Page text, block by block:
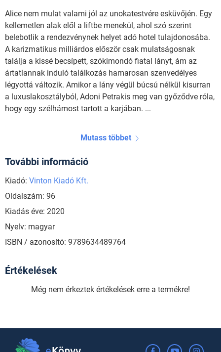
Alice nem mulat valami jól az unokatestvére esküvőjén. Egy
kellemetlen alak elől a liftbe menekül, ahol szó szerint
belebotlik a rendezvénynek helyet adó hotel tulajdonosába.
A karizmatikus milliárdos először csak mulatságosnak
találja a kissé becsípett, szókimondó fiatal lányt, ám az
ártatlannak induló találkozás hamarosan szenvedélyes
légyottá változik. Amikor a lány végül búcsú nélkül kisurran
a luxuslakosztályból, Adoni Petrakis meg van győződve róla,
hogy egy szélhámost tartott a karjában. ...
Mutass többet
További információ
Kiadó: Vinton Kiadó Kft.
Oldalszám: 96
Kiadás éve: 2020
Nyelv: magyar
ISBN / azonosító: 9789634489764
Értékelések
Még nem érkeztek értékelések erre a termékre!